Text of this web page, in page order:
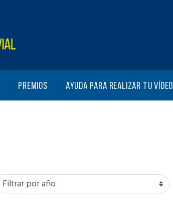
Premios Ayuda para realizar tu vídeo